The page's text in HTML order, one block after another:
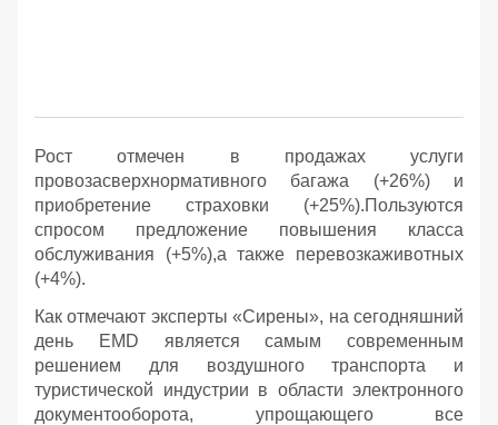
Рост отмечен в продажах услуги
провозасверхнормативного багажа (+26%) и
приобретение страховки (+25%).Пользуются
спросом предложение повышения класса
обслуживания (+5%),а также перевозкаживотных
(+4%).
Как отмечают эксперты «Сирены», на сегодняшний
день EMD является самым современным
решением для воздушного транспорта и
туристической индустрии в области электронного
документооборота, упрощающего все